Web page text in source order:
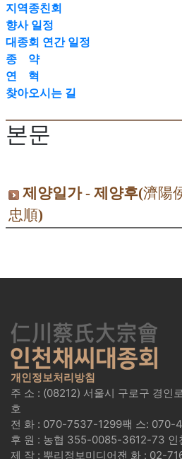
지역종친회
향사 일정
대종회 연간 일정
종 약
연 혁
찾아오시는 길
본문
제양일가 - 제양후(濟陽
忠順)
개인정보처리방침
주 소 : (08212) 서울시 구로구 경인
호
전 화 : 070-7537-1299팩 스:
후 원 : 농협 355-0085-3612-73 인
제 작 : 뿌리정보미디어전 화 : 02-